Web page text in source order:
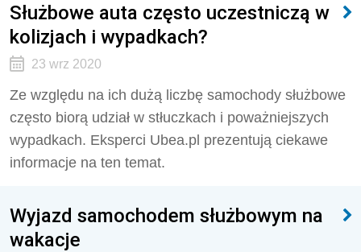
Służbowe auta często uczestniczą w
kolizjach i wypadkach?
23 wrz 2020
Ze względu na ich dużą liczbę samochody służbowe
często biorą udział w stłuczkach i poważniejszych
wypadkach. Eksperci Ubea.pl prezentują ciekawe
informacje na ten temat.
Wyjazd samochodem służbowym na
wakacje